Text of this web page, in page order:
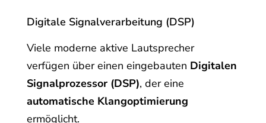
Digitale Signalverarbeitung (DSP)
Viele moderne aktive Lautsprecher
verfügen über einen eingebauten Digitalen
Signalprozessor (DSP), der eine
automatische Klangoptimierung
ermöglicht.